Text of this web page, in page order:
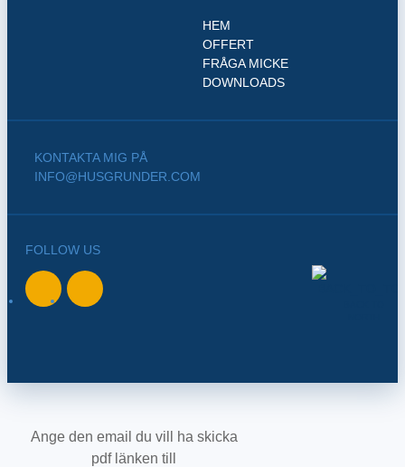
HEM
OFFERT
FRÅGA MICKE
DOWNLOADS
KONTAKTA MIG PÅ
INFO@HUSGRUNDER.COM
FOLLOW US
Ange den email du vill ha skicka
pdf länken till